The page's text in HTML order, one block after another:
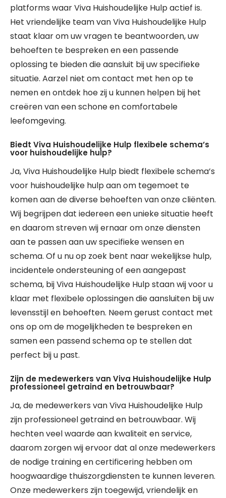
platforms waar Viva Huishoudelijke Hulp actief is.
Het vriendelijke team van Viva Huishoudelijke Hulp
staat klaar om uw vragen te beantwoorden, uw
behoeften te bespreken en een passende
oplossing te bieden die aansluit bij uw specifieke
situatie. Aarzel niet om contact met hen op te
nemen en ontdek hoe zij u kunnen helpen bij het
creëren van een schone en comfortabele
leefomgeving.
Biedt Viva Huishoudelijke Hulp flexibele schema’s
voor huishoudelijke hulp?
Ja, Viva Huishoudelijke Hulp biedt flexibele schema’s
voor huishoudelijke hulp aan om tegemoet te
komen aan de diverse behoeften van onze cliënten.
Wij begrijpen dat iedereen een unieke situatie heeft
en daarom streven wij ernaar om onze diensten
aan te passen aan uw specifieke wensen en
schema. Of u nu op zoek bent naar wekelijkse hulp,
incidentele ondersteuning of een aangepast
schema, bij Viva Huishoudelijke Hulp staan wij voor u
klaar met flexibele oplossingen die aansluiten bij uw
levensstijl en behoeften. Neem gerust contact met
ons op om de mogelijkheden te bespreken en
samen een passend schema op te stellen dat
perfect bij u past.
Zijn de medewerkers van Viva Huishoudelijke Hulp
professioneel getraind en betrouwbaar?
Ja, de medewerkers van Viva Huishoudelijke Hulp
zijn professioneel getraind en betrouwbaar. Wij
hechten veel waarde aan kwaliteit en service,
daarom zorgen wij ervoor dat al onze medewerkers
de nodige training en certificering hebben om
hoogwaardige thuiszorgdiensten te kunnen leveren.
Onze medewerkers zijn toegewijd, vriendelijk en